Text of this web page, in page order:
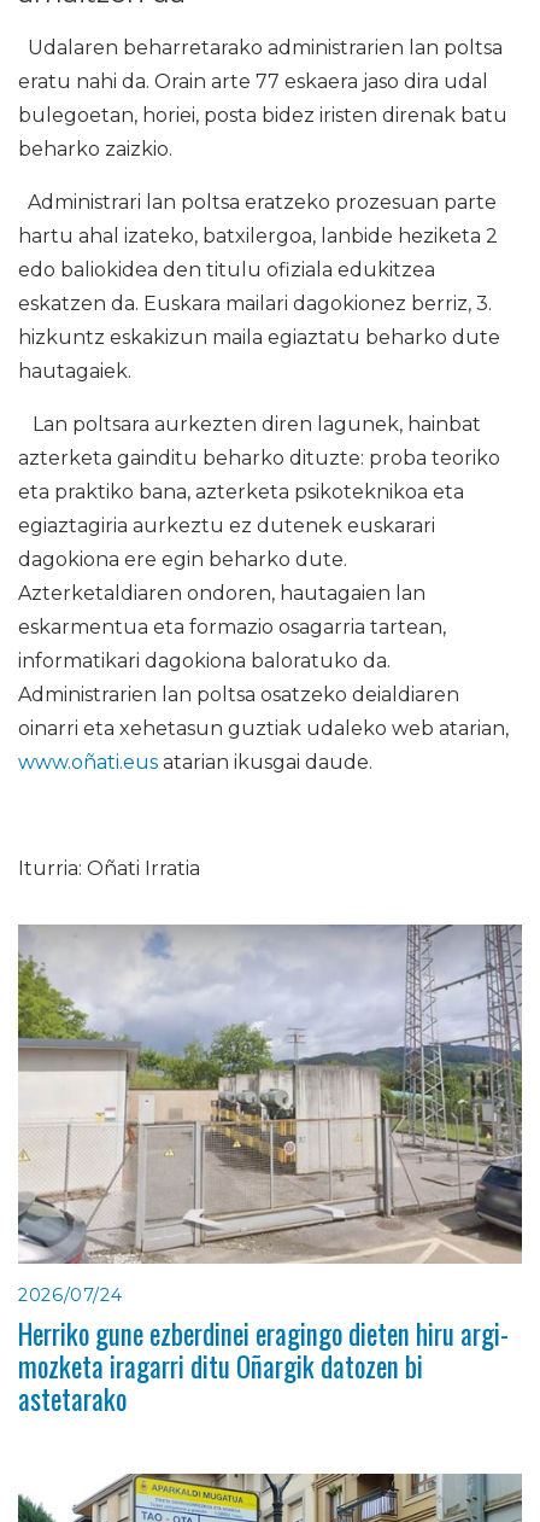
Udalaren beharretarako administrarien lan poltsa
eratu nahi da. Orain arte 77 eskaera jaso dira udal
bulegoetan, horiei, posta bidez iristen direnak batu
beharko zaizkio.
Administrari lan poltsa eratzeko prozesuan parte
hartu ahal izateko, batxilergoa, lanbide heziketa 2
edo baliokidea den titulu ofiziala edukitzea
eskatzen da. Euskara mailari dagokionez berriz, 3.
hizkuntz eskakizun maila egiaztatu beharko dute
hautagaiek.
Lan poltsara aurkezten diren lagunek, hainbat
azterketa gainditu beharko dituzte: proba teoriko
eta praktiko bana, azterketa psikoteknikoa eta
egiaztagiria aurkeztu ez dutenek euskarari
dagokiona ere egin beharko dute.
Azterketaldiaren ondoren, hautagaien lan
eskarmentua eta formazio osagarria tartean,
informatikari dagokiona baloratuko da.
Administrarien lan poltsa osatzeko deialdiaren
oinarri eta xehetasun guztiak udaleko web atarian,
www.oñati.eus atarian ikusgai daude.
Iturria: Oñati Irratia
2026/07/24
Herriko gune ezberdinei eragingo dieten hiru argi-
mozketa iragarri ditu Oñargik datozen bi
astetarako